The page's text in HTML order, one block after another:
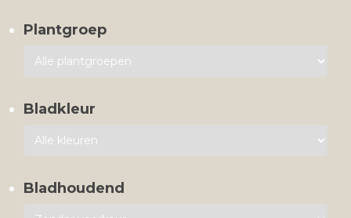
Plantgroep
Bladkleur
Bladhoudend